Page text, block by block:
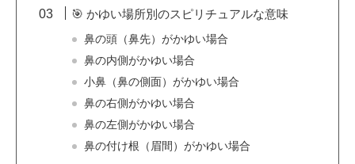
🎯 かゆい場所別のスピリチュアルな意味
鼻の頭（鼻先）がかゆい場合
鼻の内側がかゆい場合
小鼻（鼻の側面）がかゆい場合
鼻の右側がかゆい場合
鼻の左側がかゆい場合
鼻の付け根（眉間）がかゆい場合